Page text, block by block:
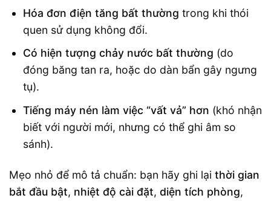
Hóa đơn điện tăng bất thường trong khi thói
quen sử dụng không đổi.
Có hiện tượng chảy nước bất thường (do
đóng băng tan ra, hoặc do dàn bẩn gây ngưng
tụ).
Tiếng máy nén làm việc “vất vả” hơn (khó nhận
biết với người mới, nhưng có thể ghi âm so
sánh).
Mẹo nhỏ để mô tả chuẩn: bạn hãy ghi lại thời gian
bắt đầu bật, nhiệt độ cài đặt, diện tích phòng,